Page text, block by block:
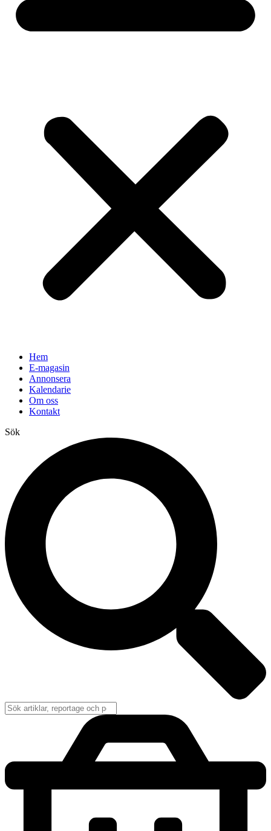
Hem
E-magasin
Annonsera
Kalendarie
Om oss
Kontakt
Sök